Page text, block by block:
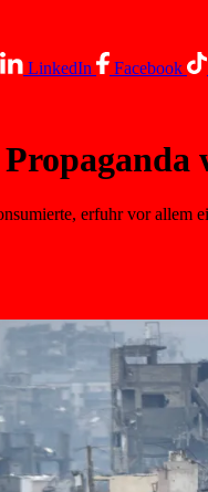
LinkedIn Facebook
erfuhr vor allem